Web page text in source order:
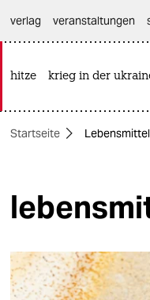
themen
öko
gesellschaft
kultur
verlag
veranstaltungen
hitze krieg in der
Startseite